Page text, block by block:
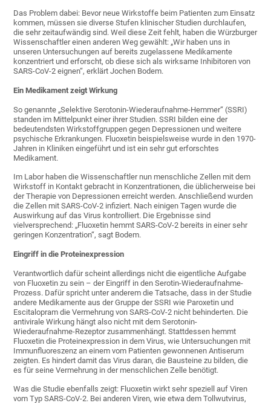
Das Problem dabei: Bevor neue Wirkstoffe beim Patienten zum Einsatz
kommen, müssen sie diverse Stufen klinischer Studien durchlaufen,
die sehr zeitaufwändig sind. Weil diese Zeit fehlt, haben die Würzburger
Wissenschaftler einen anderen Weg gewählt: „Wir haben uns in
unseren Untersuchungen auf bereits zugelassene Medikamente
konzentriert und erforscht, ob diese sich als wirksame Inhibitoren von
SARS-CoV-2 eignen“, erklärt Jochen Bodem.
Ein Medikament zeigt Wirkung
So genannte „Selektive Serotonin-Wiederaufnahme-Hemmer“ (SSRI)
standen im Mittelpunkt einer ihrer Studien. SSRI bilden eine der
bedeutendsten Wirkstoffgruppen gegen Depressionen und weitere
psychische Erkrankungen. Fluoxetin beispielsweise wurde in den 1970-
Jahren in Kliniken eingeführt und ist ein sehr gut erforschtes
Medikament.
Im Labor haben die Wissenschaftler nun menschliche Zellen mit dem
Wirkstoff in Kontakt gebracht in Konzentrationen, die üblicherweise bei
der Therapie von Depressionen erreicht werden. Anschließend wurden
die Zellen mit SARS-CoV-2 infiziert. Nach einigen Tagen wurde die
Auswirkung auf das Virus kontrolliert. Die Ergebnisse sind
vielversprechend: „Fluoxetin hemmt SARS-CoV-2 bereits in einer sehr
geringen Konzentration“, sagt Bodem.
Eingriff in die Proteinexpression
Verantwortlich dafür scheint allerdings nicht die eigentliche Aufgabe
von Fluoxetin zu sein – der Eingriff in den Serotin-Wiederaufnahme-
Prozess. Dafür spricht unter anderem die Tatsache, dass in der Studie
andere Medikamente aus der Gruppe der SSRI wie Paroxetin und
Escitalopram die Vermehrung von SARS-CoV-2 nicht behinderten. Die
antivirale Wirkung hängt also nicht mit dem Serotonin-
Wiederaufnahme-Rezeptor zusammenhängt. Stattdessen hemmt
Fluoxetin die Proteinexpression in dem Virus, wie Untersuchungen mit
Immunfluoreszenz an einem vom Patienten gewonnenen Antiserum
zeigten. Es hindert damit das Virus daran, die Bausteine zu bilden, die
es für seine Vermehrung in der menschlichen Zelle benötigt.
Was die Studie ebenfalls zeigt: Fluoxetin wirkt sehr speziell auf Viren
vom Typ SARS-CoV-2. Bei anderen Viren, wie etwa dem Tollwutvirus,